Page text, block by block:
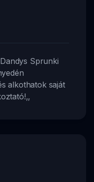
Sprunki
alkothatok saját
,,